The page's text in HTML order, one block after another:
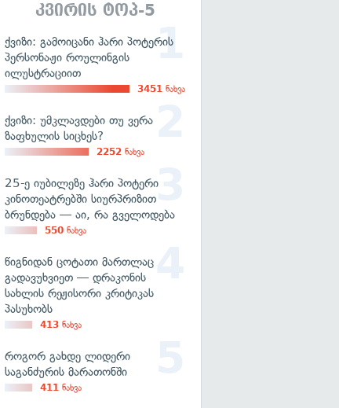
კვირის ტოპ-5
ქვიზი: გამოიცანი ჰარი პოტერის
პერსონაჟი როულინგის
ილუსტრაციით
3451 ნახვა
ქვიზი: უმკლავდები თუ ვერა
ზაფხულის სიცხეს?
2252 ნახვა
25-ე იუბილეზე ჰარი პოტერი
კინოთეატრებში სიურპრიზით
ბრუნდება — აი, რა გველოდება
550 ნახვა
წიგნიდან ცოტათი მართლაც
გადავუხვიეთ — დრაკონის
სახლის რეჟისორი კრიტიკას
პასუხობს
413 ნახვა
როგორ გახდე ლიდერი
საგანძურის მარათონში
411 ნახვა